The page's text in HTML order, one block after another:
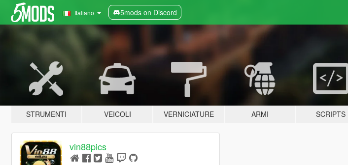
Italiano 5mods on Discord
STRUMENTI VEICOLI VERNICIATURE ARMI SCRIPTS
vin88pics